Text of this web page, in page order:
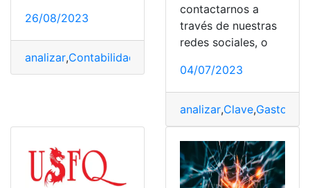
26/08/2023
analizar,Contabilidad
contactarnos a
través de nuestras
redes sociales, o
04/07/2023
analizar,Clave,Gastos